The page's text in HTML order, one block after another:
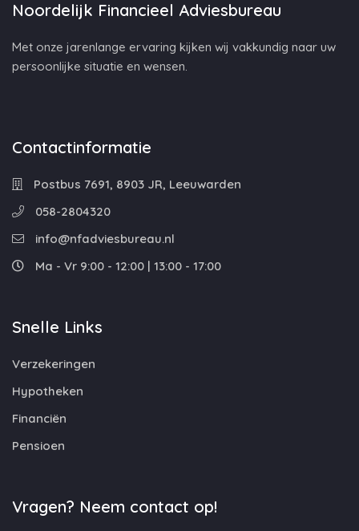
Noordelijk Financieel Adviesbureau
Met onze jarenlange ervaring kijken wij vakkundig naar uw
persoonlijke situatie en wensen.
Contactinformatie
Postbus 7691, 8903 JR, Leeuwarden
058-2804320
info@nfadviesbureau.nl
Ma - Vr 9:00 - 12:00 | 13:00 - 17:00
Snelle Links
Verzekeringen
Hypotheken
Financiën
Pensioen
Vragen? Neem contact op!